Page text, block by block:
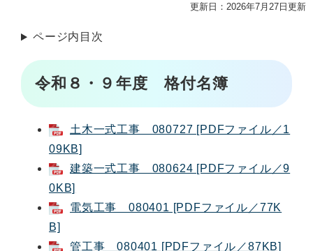
更新日：2026年7月27日更新
ページ内目次
令和８・９年度 格付名簿
土木一式工事 080727 [PDFファイル／1
09KB]
建築一式工事 080624 [PDFファイル／9
0KB]
電気工事 080401 [PDFファイル／77K
B]
管工事 080401 [PDFファイル／87KB]